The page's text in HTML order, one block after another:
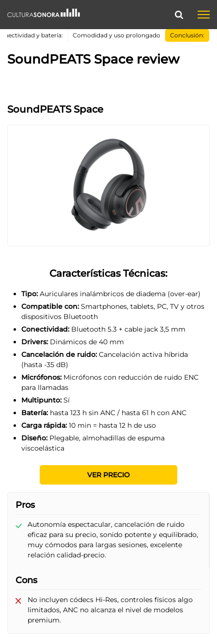
y batería: Comodidad y uso prolongado Conclusión:
SoundPEATS Space review
SoundPEATS Space
Características Técnicas:
Tipo: Auriculares inalámbricos de diadema (over-ear)
Compatible con: Smartphones, tablets, PC, TV y otros
dispositivos Bluetooth
Conectividad: Bluetooth 5.3 + cable jack 3,5 mm
Drivers: Dinámicos de 40 mm
Cancelación de ruido: Cancelación activa híbrida
(hasta -35 dB)
Micrófonos: Micrófonos con reducción de ruido ENC
para llamadas
Multipunto: Sí
Batería: hasta 123 h sin ANC / hasta 61 h con ANC
Carga rápida: 10 min = hasta 12 h de uso
Diseño: Plegable, almohadillas de espuma
viscoelástica
VER PRECIO
Pros
Autonomía espectacular, cancelación de ruido
eficaz para su precio, sonido potente y equilibrado,
muy cómodos para largas sesiones, excelente
relación calidad-precio.
Cons
No incluyen códecs Hi-Res, controles físicos algo
limitados, ANC no alcanza el nivel de modelos
premium.